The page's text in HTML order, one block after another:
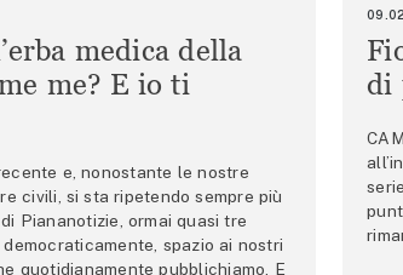
medica della
me? E io ti
e, nonostante le nostre
civili, si sta ripetendo sempre più
Piananotizie, ormai quasi tre
spazio ai nostri
quotidianamente pubblichiamo. E
di